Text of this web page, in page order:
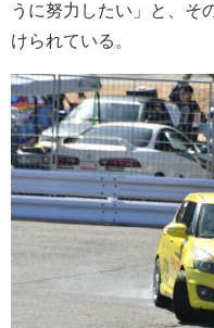
うに努力したい」と、そ
けられている。